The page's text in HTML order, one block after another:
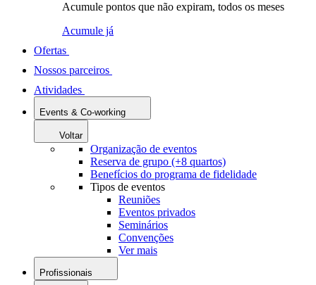
Acumule pontos que não expiram, todos os meses
Acumule já
Ofertas
Nossos parceiros
Atividades
Events & Co-working
Voltar
Organização de eventos
Reserva de grupo (+8 quartos)
Benefícios do programa de fidelidade
Tipos de eventos
Reuniões
Eventos privados
Seminários
Convenções
Ver mais
Profissionais